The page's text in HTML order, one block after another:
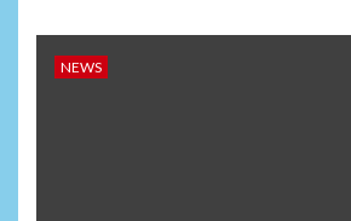
NEWS